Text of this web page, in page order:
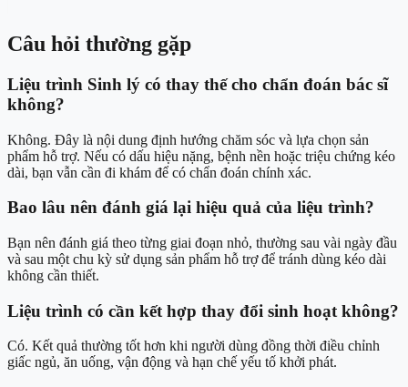
Câu hỏi thường gặp
Liệu trình Sinh lý có thay thế cho chẩn đoán bác sĩ
không?
Không. Đây là nội dung định hướng chăm sóc và lựa chọn sản
phẩm hỗ trợ. Nếu có dấu hiệu nặng, bệnh nền hoặc triệu chứng kéo
dài, bạn vẫn cần đi khám để có chẩn đoán chính xác.
Bao lâu nên đánh giá lại hiệu quả của liệu trình?
Bạn nên đánh giá theo từng giai đoạn nhỏ, thường sau vài ngày đầu
và sau một chu kỳ sử dụng sản phẩm hỗ trợ để tránh dùng kéo dài
không cần thiết.
Liệu trình có cần kết hợp thay đổi sinh hoạt không?
Có. Kết quả thường tốt hơn khi người dùng đồng thời điều chỉnh
giấc ngủ, ăn uống, vận động và hạn chế yếu tố khởi phát.